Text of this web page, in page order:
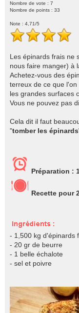
Nombre de vote : 7
Nombre de points : 33
Note : 4,71/5
Les épinards frais ne
nous faire manger) à
Achetez-vous des
terreux de ce que
les grandes surfaces
Vous ne pouvez pas
Cela dit il faut
"tomber les épinards
Préparation :
Recette pour
- 1,500 kg d'épinards
- 20 gr de beurre
- 1 belle échalote
- sel et poivre